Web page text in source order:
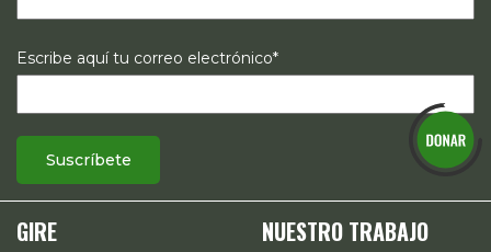
Escribe aquí tu correo electrónico*
GIRE NUESTRO TRABAJO